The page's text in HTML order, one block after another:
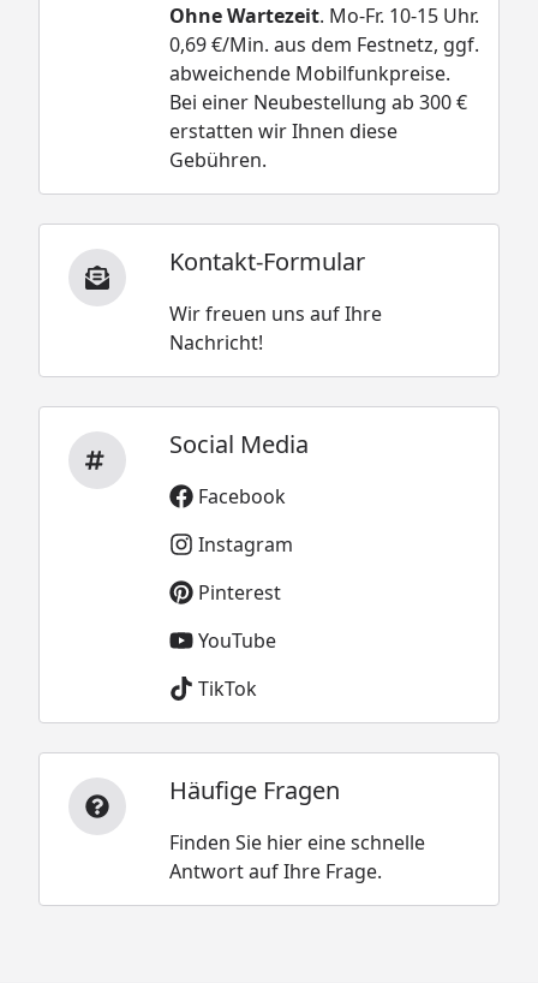
Ohne Wartezeit. Mo-Fr. 10-15 Uhr.
0,69 €/Min. aus dem Festnetz, ggf.
abweichende Mobilfunkpreise.
Bei einer Neubestellung ab 300 €
erstatten wir Ihnen diese
Gebühren.
Kontakt-Formular
Wir freuen uns auf Ihre
Nachricht!
Social Media
Facebook
Instagram
Pinterest
YouTube
TikTok
Häufige Fragen
Finden Sie hier eine schnelle
Antwort auf Ihre Frage.